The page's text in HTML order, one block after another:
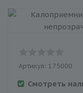
Артикул: 175000
Смотреть